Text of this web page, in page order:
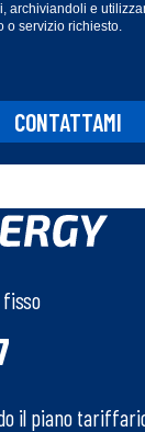
archiviandoli e
o servizio richiesto.
il piano